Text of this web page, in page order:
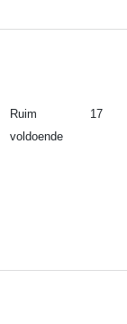
Ruim
voldoende
17